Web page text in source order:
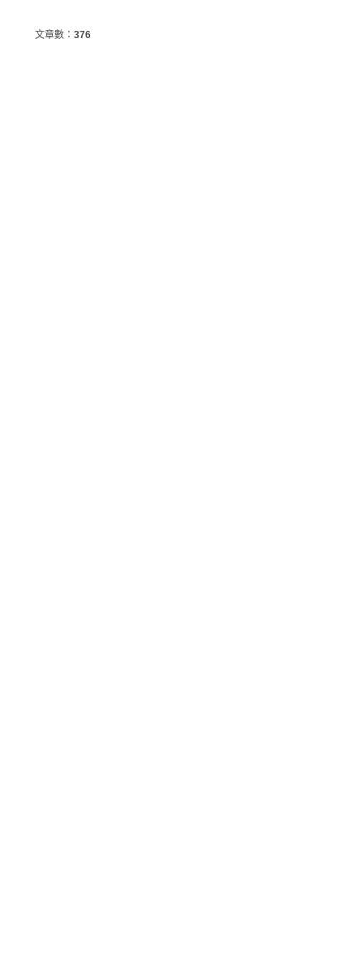
文章數： 376